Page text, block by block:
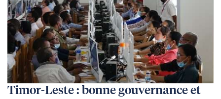
Timor-Leste : bonne gouvernance et